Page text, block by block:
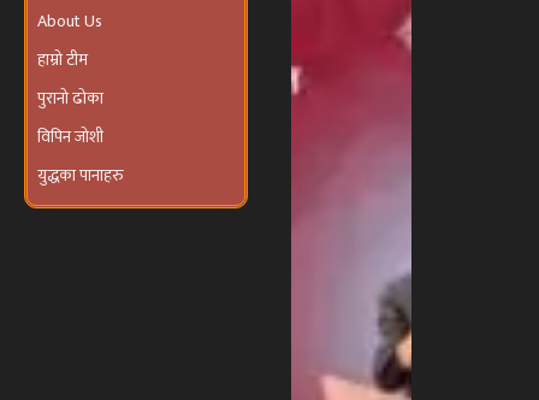
About Us
हाम्रो टीम
पुरानो ढोका
विपिन जोशी
युद्धका पानाहरु